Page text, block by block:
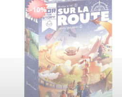
-10%